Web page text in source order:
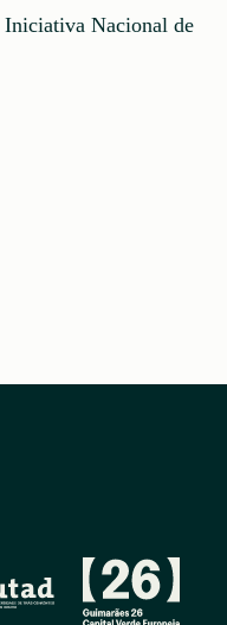
Iniciativa Nacional de